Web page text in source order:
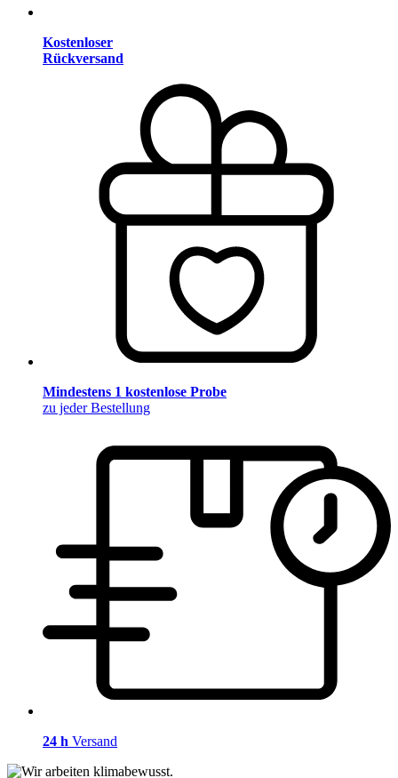
Kostenloser
Rückversand
Mindestens 1 kostenlose Probe
zu jeder Bestellung
24 h Versand